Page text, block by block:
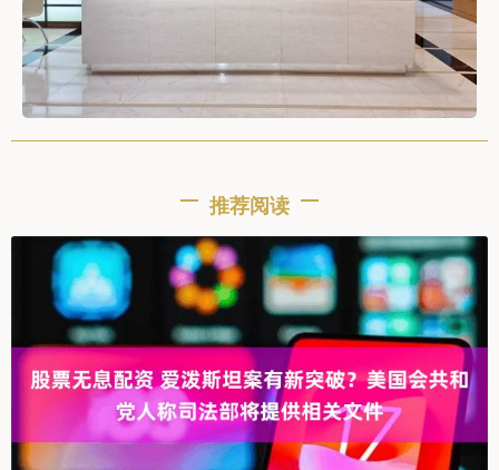
推荐阅读